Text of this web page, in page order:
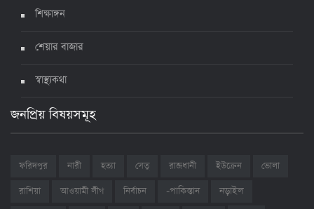
শিক্ষাঙ্গন
শেয়ার বাজার
স্বাস্থ্যকথা
জনপ্রিয় বিষয়সমূহ
ফরিদপুর নারী হত্যা সেতু রাজধানী ইউক্রেন
ভোলা
রাশিয়া
আওয়ামী লীগ নির্বাচন -পাকিস্তান নড়াইল